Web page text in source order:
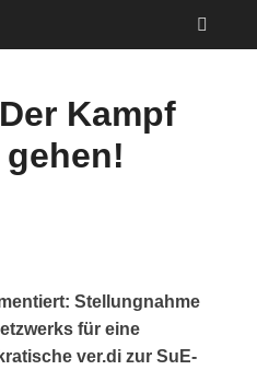
Kampf
Stellungnahme
für eine
ver.di zur SuE-